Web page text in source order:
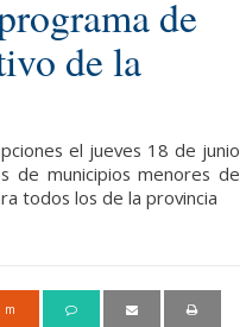
de
de la
el jueves 18 de junio
de municipios menores de
todos los de la provincia
m